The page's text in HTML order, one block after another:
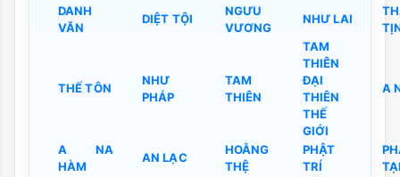
DANH
VĂN
DIỆT TỘI
NGƯU
VƯƠNG
NHƯ LAI
THẾ TÔN
NHƯ
PHÁP
TAM
THIÊN
TAM
THIÊN
ĐẠI
THIÊN
THẾ
GIỚI
A
A NA
HÀM
AN LẠC
HOẰNG
THỆ
PHẬT
TRÍ